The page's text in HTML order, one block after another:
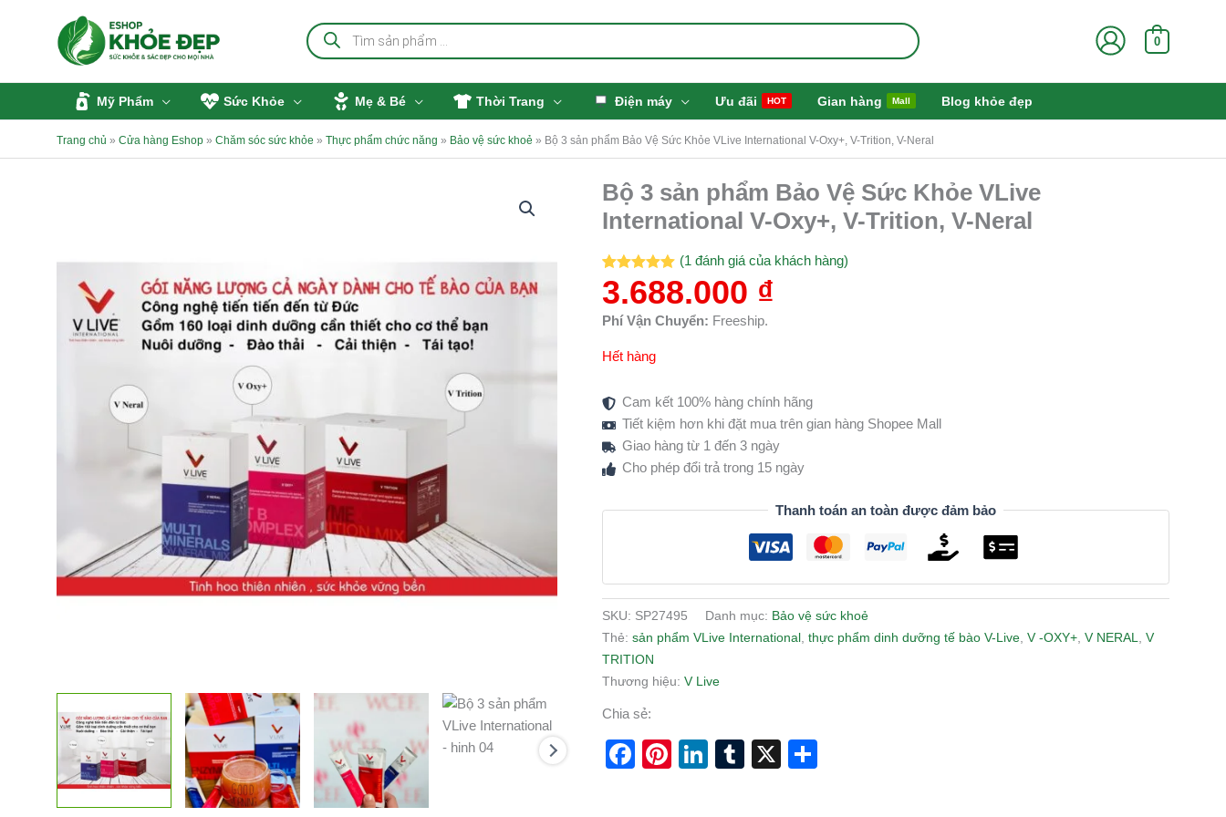
Tìm
kiếm
sản
0
Mỹ Phẩm Sức Khỏe Mẹ & Bé Thời Trang Điện máy Ưu đãi HOT Gian hàng Mall Blog khỏe đẹp
Trang chủ » Cửa hàng Eshop » Chăm sóc sức khỏe » Thực phẩm chức năng » Bảo vệ sức khoẻ » Bộ 3 sản phẩm Bảo Vệ Sức Khỏe VLive International V-Oxy+, V-Trition, V-Neral
Bộ 3 sản phẩm Bảo Vệ Sức Khỏe VLive
International V-Oxy+, V-Trition, V-Neral
5.00
trên 5
dựa trên
1
(1 đánh giá của khách hàng)
3.688.000 ₫
Phí Vận Chuyển: Freeship.
Hết hàng
Cam kết 100% hàng chính hãng
Tiết kiệm hơn khi đặt mua trên gian hàng Shopee Mall
Giao hàng từ 1 đến 3 ngày
Cho phép đổi trả trong 15 ngày
Thanh toán an toàn được đảm bảo
SKU: SP27495 Danh mục: Bảo vệ sức khoẻ
Thẻ: sản phẩm VLive International thực phẩm dinh dưỡng tế bào V-Live, V -OXY+, V NERAL
V
TRITION
Thương hiệu: V Live
Chia sẻ:
Facebook
Pinterest
LinkedIn
Tumblr
X